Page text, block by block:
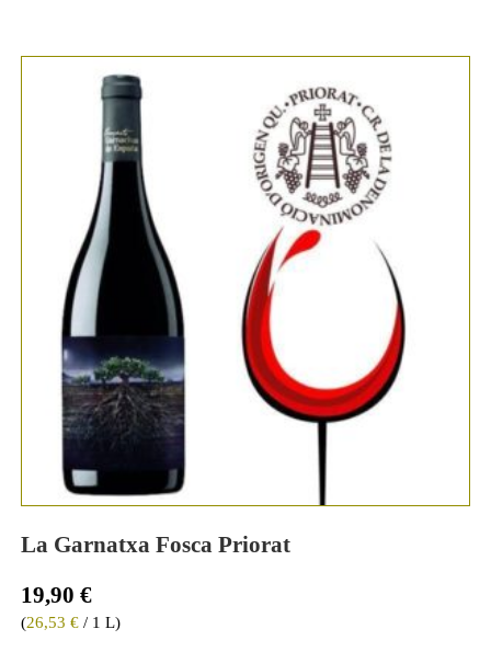
La Garnatxa Fosca Priorat
19,90 €
(26,53 €/ 1 L)